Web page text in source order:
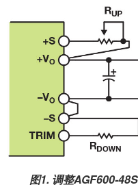
图1. 调整AGF600-